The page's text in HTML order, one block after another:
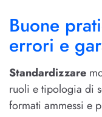
Buone
errori e
Standardizzare
ruoli e tipologia di
formati ammessi e